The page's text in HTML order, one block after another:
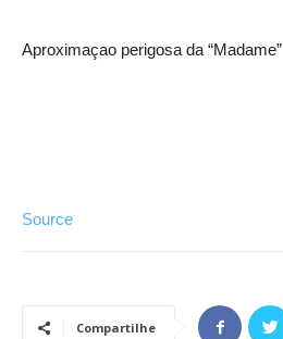
Aproximaçao perigosa da “Madame”
Source
Compartilhe